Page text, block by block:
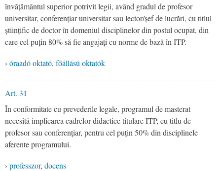
învățământul superior potrivit legii, având gradul de profesor
universitar, conferențiar universitar sau lector/șef de lucrări, cu titlul
științific de doctor în domeniul disciplinelor din postul ocupat, din
care cel puțin 80% să fie angajați cu norme de bază în ITP.
› óraadó oktató, főállású oktatók
Art. 31
În conformitate cu prevederile legale, programul de masterat
necesită implicarea cadrelor didactice titulare ITP, cu titlu de
profesor sau conferențiar, pentru cel puțin 50% din disciplinele
aferente programului.
› professzor, docens